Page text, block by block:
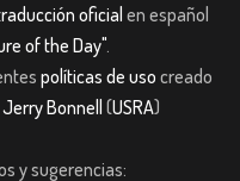
oficialen español
of the Day".
políticas de uso creado
Jerry Bonnell (USRA)
y sugerencias: